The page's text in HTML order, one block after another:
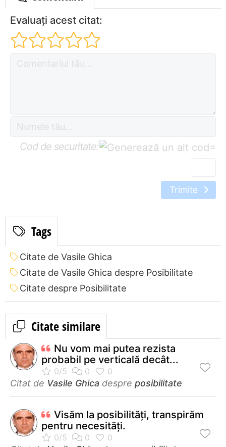
Evaluați acest citat:
Cod de securitate: =
Trimite
Tags
Citate de Vasile Ghica
Citate de Vasile Ghica despre Posibilitate
Citate despre Posibilitate
Citate similare
Nu vom mai putea rezista
probabil pe verticală decât...
Citat de Vasile Ghica despre posibilitate
Visăm la posibilități, transpirăm
pentru necesități.